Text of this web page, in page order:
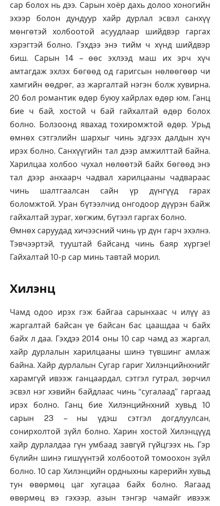
сар болох нь дээ. Сарын хоёр дахь долоо хоногийн
эхээр болон дундуур хайр дурлал эсвэл санхүү
мөнгөтэй холбоотой асуудлаар шийдвэр гаргах
хэрэгтэй болно. Гэхдээ энэ тийм ч хүнд шийдвэр
биш. Сарын 14 – өөс эхлээд маш их эрч хүч
амтагдаж эхлэх бөгөөд од гаригсын нөлөөгөөр чи
хамгийн өөдрөг, аз жаргалтай нэгэн болж хувирна.
20 бол романтик өдөр буюу хайрлах өдөр юм. Ганц
бие ч бай, хостой ч бай гайхалтай өдөр болох
болно. Болзоонд явахад тохиромжтой өдөр. Урьд
өмнөх сэтгэлийн шархыг чинь эдгээх далдын хүч
ирэх болно. Санхүүгийн тал дээр амжилттай байна.
Харилцаа холбоо чухал нөлөөтэй байх бөгөөд энэ
тал дээр анхаарч чадвал харилцааны чадвараас
чинь шалтгаалсан сайн үр дүнгүүд гарах
боломжтой. Уран бүтээлчид онгодоор дүүрэн байж
гайхалтай зураг, хөгжим, бүтээл гаргах болно.
Өмнөх саруудад хичээсний чинь үр дүн гарч эхэлнэ.
Тэвчээртэй, тууштай байсанд чинь баяр хүргэе!
Гайхалтай 10-р сар минь тавтай морил.
Хилэнц
Чамд одоо ирэх гэж байгаа сарынхаас ч илүү аз
жаргалтай байсан үе байсан бас цаашдаа ч байх
байх л даа. Гэхдээ 2014 оны 10 сар чамд аз жаргал,
хайр дурлалын харилцааны шинэ түвшинг амлаж
байна. Хайр дурлалын Сугар гариг Хилэнцийнхнийг
харамгүй ивээж ганцаардал, сэтгэл гутрал, зөрчил
эсвэл нэг хэвийн байдлаас чинь “сугалаад” гаргаад
ирэх болно. Ганц бие Хилэнцийнхний хувьд 10
сарын 23 – ны үдэш сэтгэл догдлуулсан,
сонирхолтой зүйл болно. Харин хостой Хилэнцүүд
хайр дурлалдаа гүн умбаад завгүй гүйцгээх нь. Гэр
бүлийн шинэ гишүүнтэй холбоотой томоохон зүйл
болно. 10 сар Хилэнцийн ордныхны карерийн хувьд
тун өвөрмөц цаг хугацаа байх болно. Яагаад
өвөрмөц вэ гэхээр, азын тэнгэр чамайг ивээж